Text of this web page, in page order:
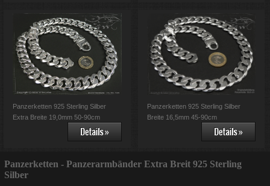
Panzerketten 925 Sterling Silber
Extra Breite 19,0mm 50-90cm
Panzerketten 925 Sterling Silber
Breite 16,5mm 45-90cm
Panzerketten - Panzerarmbänder Extra Breit 925 Sterling
Silber